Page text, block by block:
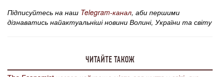
Підписуйтесь на наш Telegram-канал, аби першими
дізнаватись найактуальніші новини Волині, України та світу
ЧИТАЙТЕ ТАКОЖ